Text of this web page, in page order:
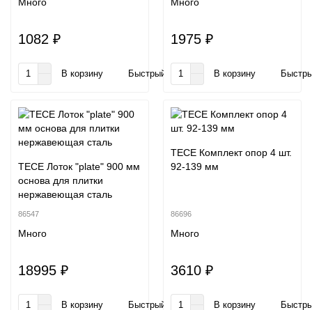
1082 ₽
В корзину Быстрый заказ
1975 ₽
В корзину
TECE Лоток "plate" 900 мм
основа для плитки
нержавеющая сталь
86547
Много
18995 ₽
В корзину Быстрый заказ
TECE Комплект опор 4 шт.
92-139 мм
86696
Много
3610 ₽
В корзину